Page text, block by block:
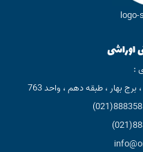
اوراشی
:
بهار ، طبقه دهم ، واحد 763